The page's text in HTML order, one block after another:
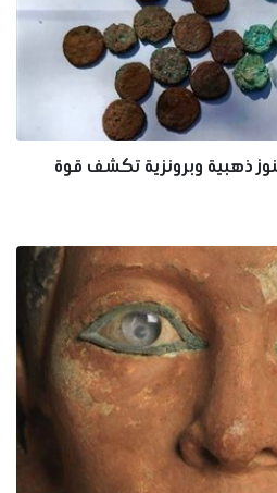
ذهبية وبرونزية تكشف قوة